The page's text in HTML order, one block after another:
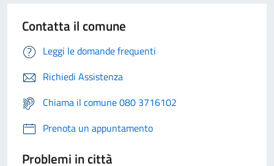
Contatta il comune
Leggi le domande frequenti
Richiedi Assistenza
Chiama il comune 080 3716102
Prenota un appuntamento
Problemi in città